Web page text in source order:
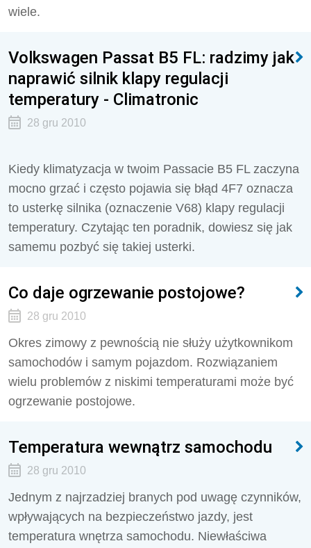
wiele.
Volkswagen Passat B5 FL: radzimy jak
naprawić silnik klapy regulacji
temperatury - Climatronic
28 gru 2010
Kiedy klimatyzacja w twoim Passacie B5 FL zaczyna
mocno grzać i często pojawia się błąd 4F7 oznacza
to usterkę silnika (oznaczenie V68) klapy regulacji
temperatury. Czytając ten poradnik, dowiesz się jak
samemu pozbyć się takiej usterki.
Co daje ogrzewanie postojowe?
28 gru 2010
Okres zimowy z pewnością nie służy użytkownikom
samochodów i samym pojazdom. Rozwiązaniem
wielu problemów z niskimi temperaturami może być
ogrzewanie postojowe.
Temperatura wewnątrz samochodu
28 gru 2010
Jednym z najrzadziej branych pod uwagę czynników,
wpływających na bezpieczeństwo jazdy, jest
temperatura wnętrza samochodu. Niewłaściwa